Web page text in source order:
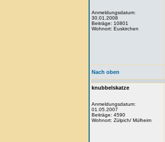
Anmeldungsdatum:
30.01.2008
Beiträge: 10801
Wohnort: Euskirchen
Nach oben
knubbelskatze
Anmeldungsdatum:
01.05.2007
Beiträge: 4590
Wohnort: Zülpich/ Mülheim